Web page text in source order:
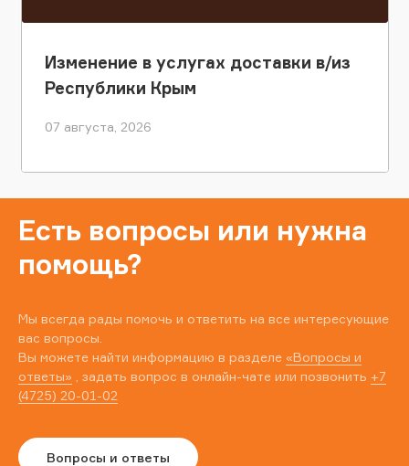
Изменение в услугах доставки в/из
Республики Крым
07 августа, 2026
Есть вопросы или нужна
помощь?
Мы всегда рады помочь и ответить на все интересующие
вас вопросы.
Вы можете найти информацию в разделе «Вопросы и
ответы» , задать вопрос в онлайн-чате или позвонить +7
(4725) 20-01-02
Вопросы и ответы